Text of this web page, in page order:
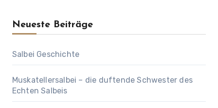
Neueste Beiträge
Salbei Geschichte
Muskatellersalbei – die duftende Schwester des
Echten Salbeis